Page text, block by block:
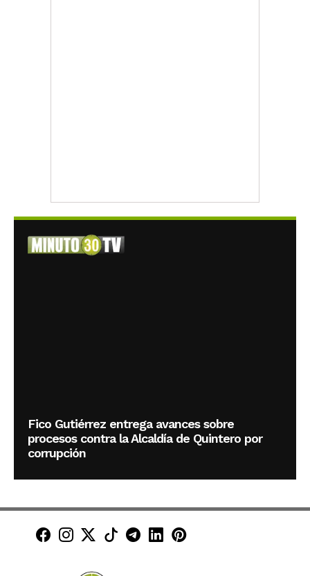
Fico Gutiérrez entrega avances sobre
procesos contra la Alcaldía de Quintero por
corrupción
Minuto30 en Facebook
Minuto30 en Instagram
Minuto30 en X (Twitter)
Minuto30 en TikTok
Canal de Minuto30 en
Minuto30 en LinkedIn
Minuto30 en